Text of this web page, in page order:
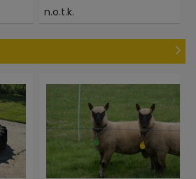
n.o.t.k.